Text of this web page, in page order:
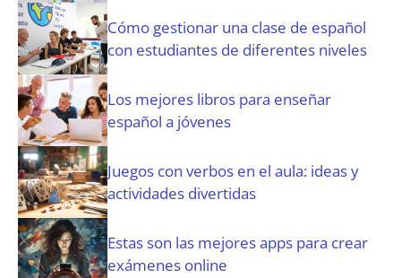
a
o
r
i
o
)
Cómo gestionar una clase de español
con estudiantes de diferentes niveles
Los mejores libros para enseñar
español a jóvenes
Juegos con verbos en el aula: ideas y
actividades divertidas
Estas son las mejores apps para crear
exámenes online